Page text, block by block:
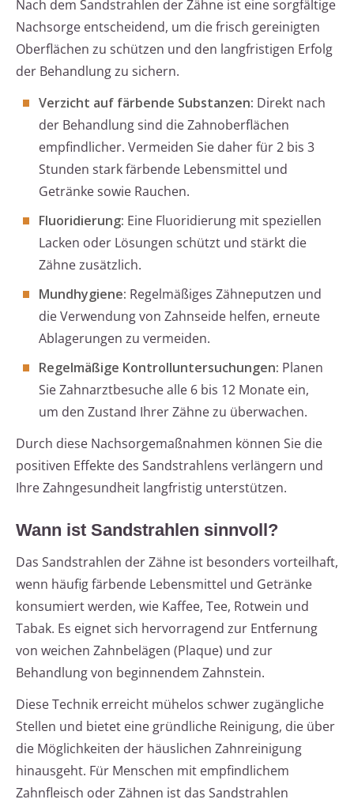
Nach dem Sandstrahlen der Zähne ist eine sorgfältige
Nachsorge entscheidend, um die frisch gereinigten
Oberflächen zu schützen und den langfristigen Erfolg
der Behandlung zu sichern.
Verzicht auf färbende Substanzen: Direkt nach
der Behandlung sind die Zahnoberflächen
empfindlicher. Vermeiden Sie daher für 2 bis 3
Stunden stark färbende Lebensmittel und
Getränke sowie Rauchen.
Fluoridierung: Eine Fluoridierung mit speziellen
Lacken oder Lösungen schützt und stärkt die
Zähne zusätzlich.
Mundhygiene: Regelmäßiges Zähneputzen und
die Verwendung von Zahnseide helfen, erneute
Ablagerungen zu vermeiden.
Regelmäßige Kontrolluntersuchungen: Planen
Sie Zahnarztbesuche alle 6 bis 12 Monate ein,
um den Zustand Ihrer Zähne zu überwachen.
Durch diese Nachsorgemaßnahmen können Sie die
positiven Effekte des Sandstrahlens verlängern und
Ihre Zahngesundheit langfristig unterstützen.
Wann ist Sandstrahlen sinnvoll?
Das Sandstrahlen der Zähne ist besonders vorteilhaft,
wenn häufig färbende Lebensmittel und Getränke
konsumiert werden, wie Kaffee, Tee, Rotwein und
Tabak. Es eignet sich hervorragend zur Entfernung
von weichen Zahnbelägen (Plaque) und zur
Behandlung von beginnendem Zahnstein.
Diese Technik erreicht mühelos schwer zugängliche
Stellen und bietet eine gründliche Reinigung, die über
die Möglichkeiten der häuslichen Zahnreinigung
hinausgeht. Für Menschen mit empfindlichem
Zahnfleisch oder Zähnen ist das Sandstrahlen